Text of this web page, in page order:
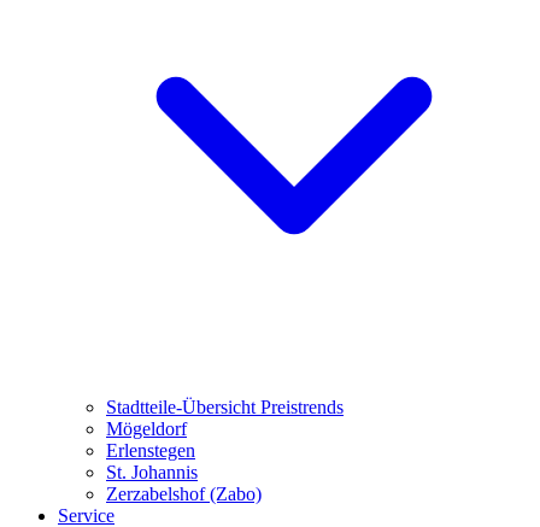
Stadtteile-Übersicht Preistrends
Mögeldorf
Erlenstegen
St. Johannis
Zerzabelshof (Zabo)
Service